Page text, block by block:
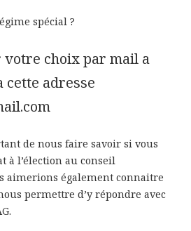
spécial ?
votre choix par mail a
cette adresse
de nous faire savoir si vous
à l’élection au conseil
aimerions également connaitre
permettre d’y répondre avec